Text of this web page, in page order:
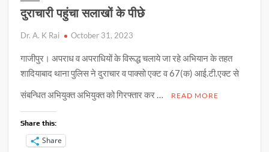
दुराचारी पहुंचा सलाखों के पीछे
Dr. A. K Rai October 31, 2023
गाजीपुर। अपराध व अपराधियों के विरूद्ध चलाये जा रहे अभियान के तहत
शादियाबाद थाना पुलिस ने दुराचार व पाक्सो एक्ट व 67(क) आई.टी.एक्ट से
संबन्धित अभियुक्त अभियुक्त को गिरफ्तार कर …
READ MORE
Share this:
Share